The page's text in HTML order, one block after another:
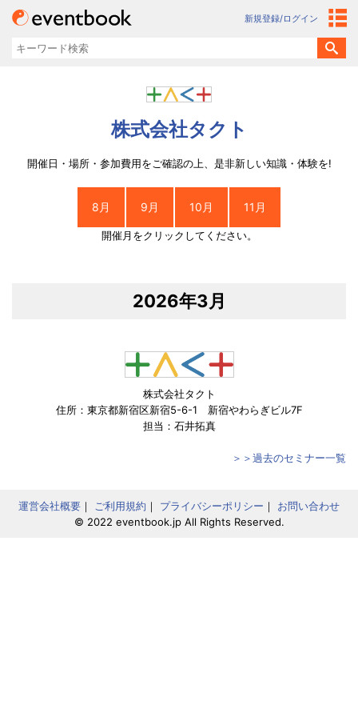
新規登録/ログイン
株式会社タクト
開催日・場所・参加費用をご確認の上、是非新しい知識・体験を!
8月 9月 10月 11月
開催月をクリックしてください。
2026年3月
株式会社タクト
住所：東京都新宿区新宿5-6-1 新宿やわらぎビル7F
担当：石井拓真
＞＞過去のセミナー一覧
運営会社概要 ｜ ご利用規約 ｜ プライバシーポリシー ｜ お問い合わせ
© 2022 eventbook.jp All Rights Reserved.